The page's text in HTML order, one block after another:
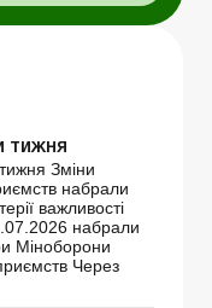
тижня
Зміни
набрали
важливості
набрали
Міноборони
Через